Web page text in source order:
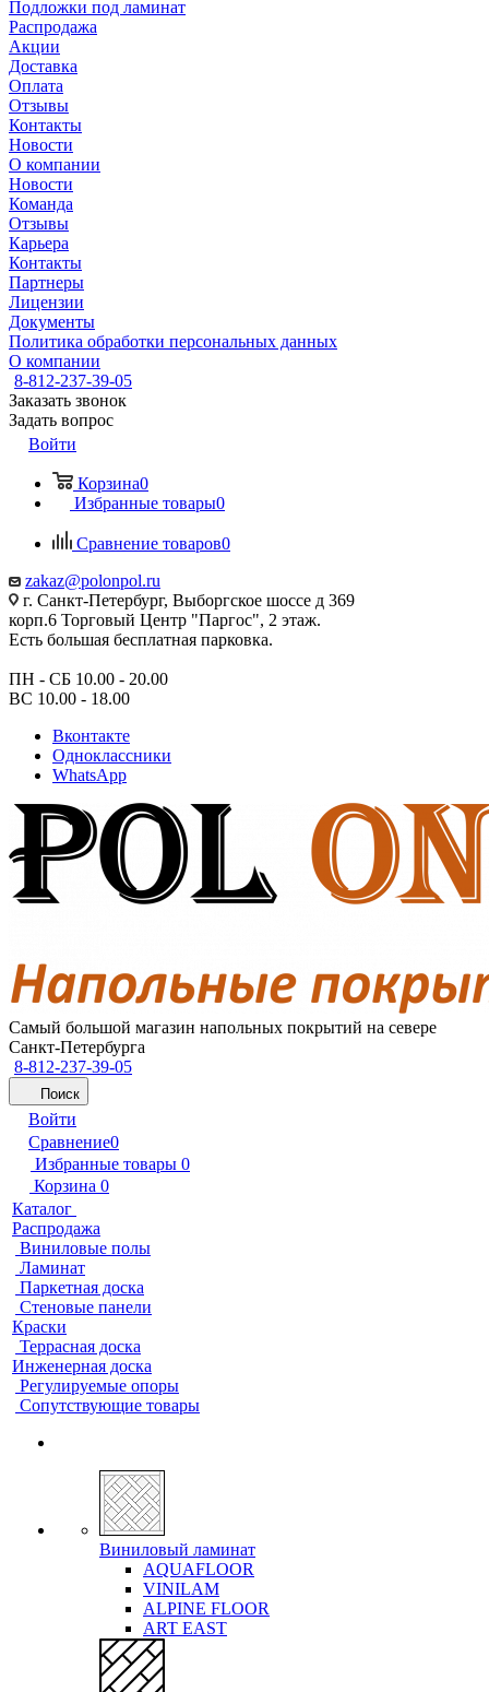
Подложки под ламинат
Распродажа
Акции
Доставка
Оплата
Отзывы
Контакты
Новости
О компании
Новости
Команда
Отзывы
Карьера
Контакты
Партнеры
Лицензии
Документы
Политика обработки персональных данных
О компании
8-812-237-39-05
Заказать звонок
Задать вопрос
Войти
Корзина0
Избранные товары0
Сравнение товаров0
zakaz@polonpol.ru
г. Санкт-Петербург, Выборгское шоссе д 369
корп.6 Торговый Центр "Паргос", 2 этаж.
Есть большая бесплатная парковка.
ПН - СБ 10.00 - 20.00
ВС 10.00 - 18.00
Вконтакте
Одноклассники
WhatsApp
Самый большой магазин напольных покрытий на севере
Санкт-Петербурга
8-812-237-39-05
Поиск
Войти
Сравнение0
Избранные товары 0
Корзина 0
Каталог
Распродажа
Виниловые полы
Ламинат
Паркетная доска
Стеновые панели
Краски
Террасная доска
Инженерная доска
Регулируемые опоры
Сопутствующие товары
Виниловый ламинат
AQUAFLOOR
VINILAM
ALPINE FLOOR
ART EAST